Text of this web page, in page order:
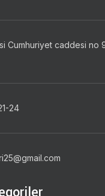
Cumhuriyet caddesi no
24